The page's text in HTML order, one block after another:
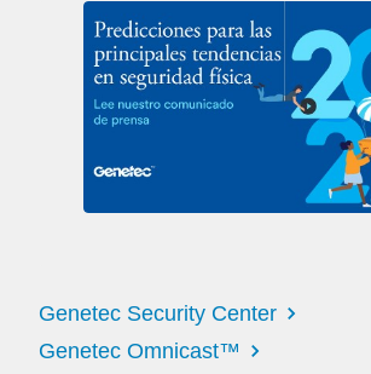
Genetec Security Center
Genetec Omnicast™